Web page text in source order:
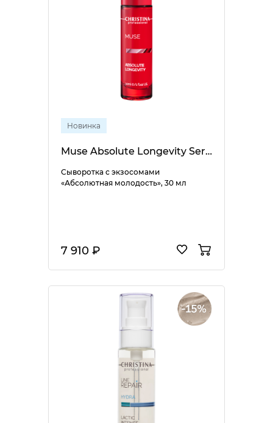
Новинка
Muse Absolute Longevity Serum
Сыворотка с экзосомами
«Абсолютная молодость», 30 мл
7 910 ₽